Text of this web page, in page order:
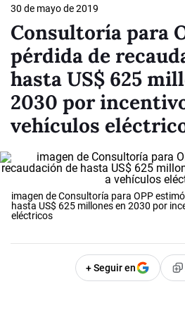
30 de mayo de 2019
Consultoría para
pérdida de
hasta US$ 625
2030 por
vehículos
imagen de Consultoría para OPP
hasta US$ 625 millones en 2030 por
eléctricos
+ Seguir en